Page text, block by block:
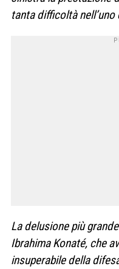
tanta difficoltà
La delusione più
Ibrahima Konaté, che
insuperabile della